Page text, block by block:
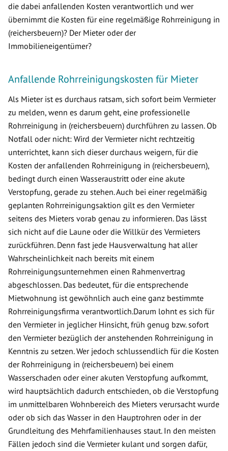
die dabei anfallenden Kosten verantwortlich und wer
übernimmt die Kosten für eine regelmäßige Rohrreinigung in
(reichersbeuern)? Der Mieter oder der
Immobilieneigentümer?
Anfallende Rohrreinigungskosten für Mieter
Als Mieter ist es durchaus ratsam, sich sofort beim Vermieter
zu melden, wenn es darum geht, eine professionelle
Rohrreinigung in (reichersbeuern) durchführen zu lassen. Ob
Notfall oder nicht: Wird der Vermieter nicht rechtzeitig
unterrichtet, kann sich dieser durchaus weigern, für die
Kosten der anfallenden Rohrreinigung in (reichersbeuern),
bedingt durch einen Wasseraustritt oder eine akute
Verstopfung, gerade zu stehen. Auch bei einer regelmäßig
geplanten Rohrreinigungsaktion gilt es den Vermieter
seitens des Mieters vorab genau zu informieren. Das lässt
sich nicht auf die Laune oder die Willkür des Vermieters
zurückführen. Denn fast jede Hausverwaltung hat aller
Wahrscheinlichkeit nach bereits mit einem
Rohrreinigungsunternehmen einen Rahmenvertrag
abgeschlossen. Das bedeutet, für die entsprechende
Mietwohnung ist gewöhnlich auch eine ganz bestimmte
Rohrreinigungsfirma verantwortlich.Darum lohnt es sich für
den Vermieter in jeglicher Hinsicht, früh genug bzw. sofort
den Vermieter bezüglich der anstehenden Rohrreinigung in
Kenntnis zu setzen. Wer jedoch schlussendlich für die Kosten
der Rohrreinigung in (reichersbeuern) bei einem
Wasserschaden oder einer akuten Verstopfung aufkommt,
wird hauptsächlich dadurch entschieden, ob die Verstopfung
im unmittelbaren Wohnbereich des Mieters verursacht wurde
oder ob sich das Wasser in den Hauptrohren oder in der
Grundleitung des Mehrfamilienhauses staut. In den meisten
Fällen jedoch sind die Vermieter kulant und sorgen dafür,